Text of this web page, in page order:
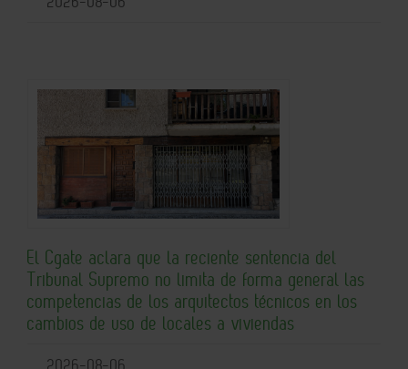
El Cgate aclara que la reciente sentencia del
Tribunal Supremo no limita de forma general las
competencias de los arquitectos técnicos en los
cambios de uso de locales a viviendas
2026-08-06